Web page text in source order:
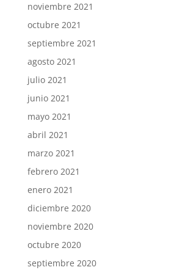
noviembre 2021
octubre 2021
septiembre 2021
agosto 2021
julio 2021
junio 2021
mayo 2021
abril 2021
marzo 2021
febrero 2021
enero 2021
diciembre 2020
noviembre 2020
octubre 2020
septiembre 2020